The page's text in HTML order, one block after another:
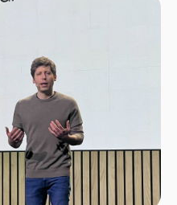
, 그때 움직여서는 의미 있는 시장
윈드서프는 아직 인수 관련 공식
코딩(Vibe coding, 일상생활에서
하는 방식)’은 글로벌 메가
낸셜 타임스에 따르면 윈드서프의
드에서 9억달러를 유치, 기업가치
니다.